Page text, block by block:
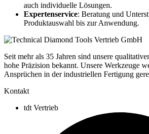
auch individuelle Lösungen.
Expertenservice: Beratung und
Produktauswahl bis zur Anwendung.
Seit mehr als 35 Jahren sind unsere
hohe Präzision bekannt. Unsere Werkzeuge
Ansprüchen in der industriellen Fertigung
Kontakt
tdt Vertrieb